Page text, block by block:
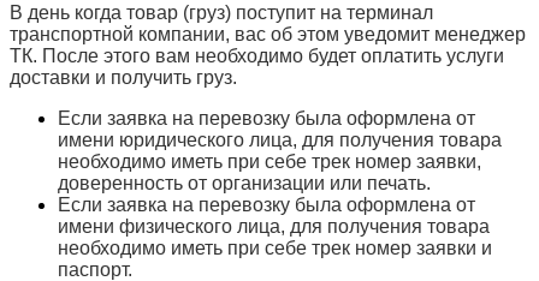
В день когда товар (груз) поступит на терминал
транспортной компании, вас об этом уведомит менеджер
ТК. После этого вам необходимо будет оплатить услуги
доставки и получить груз.
Если заявка на перевозку была оформлена от
имени юридического лица, для получения товара
необходимо иметь при себе трек номер заявки,
доверенность от организации или печать.
Если заявка на перевозку была оформлена от
имени физического лица, для получения товара
необходимо иметь при себе трек номер заявки и
паспорт.